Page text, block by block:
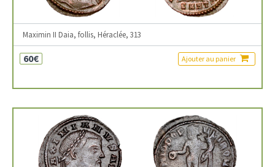
Maximin II Daia, follis, Héraclée, 313
60€ Ajouter au panier